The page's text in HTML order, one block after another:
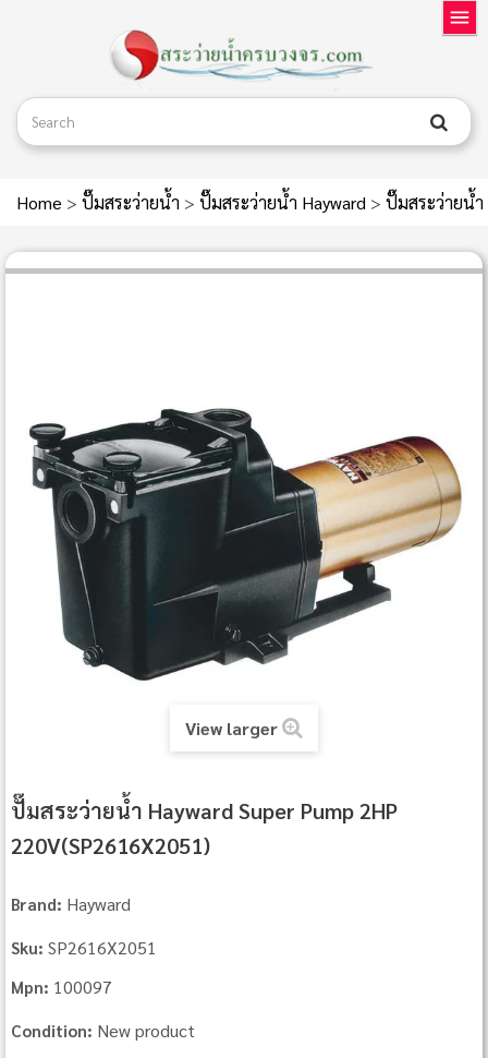
Home > ปั๊มสระว่ายน้ำ > ปั๊มสระว่ายน้ำ Hayward > ปั๊มสระว่ายน้ำ
View larger
ปั๊มสระว่ายน้ำ Hayward Super Pump 2HP
220V(SP2616X2051)
Brand: Hayward
Sku: SP2616X2051
Mpn: 100097
Condition: New product